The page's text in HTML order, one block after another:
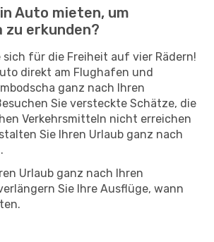
Auto mieten, um
zu erkunden?
sich für die Freiheit auf vier Rädern!
direkt am Flughafen und
ganz nach Ihren
Sie versteckte Schätze, die
Verkehrsmitteln nicht erreichen
Sie Ihren Urlaub ganz nach
Urlaub ganz nach Ihren
Sie Ihre Ausflüge, wann